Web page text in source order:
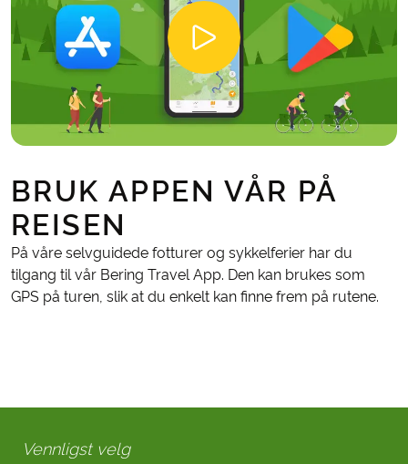
BRUK APPEN VÅR PÅ
REISEN
På våre selvguidede fotturer og sykkelferier har du
tilgang til vår Bering Travel App. Den kan brukes som
GPS på turen, slik at du enkelt kan finne frem på rutene.
Vennligst velg